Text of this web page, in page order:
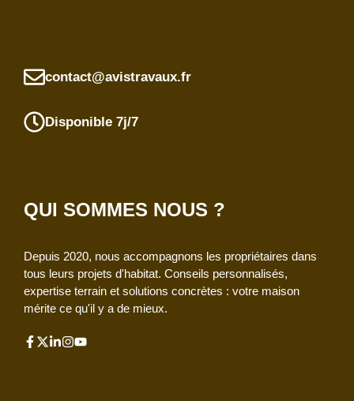
contact@avistravaux.fr
Disponible 7j/7
QUI SOMMES NOUS ?
Depuis 2020, nous accompagnons les propriétaires dans
tous leurs projets d'habitat. Conseils personnalisés,
expertise terrain et solutions concrètes : votre maison
mérite ce qu'il y a de mieux.